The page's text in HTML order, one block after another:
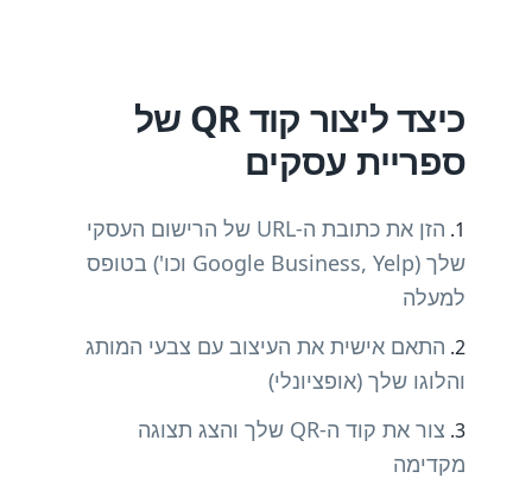
כיצד ליצור קוד QR של
ספריית עסקים
הזן את כתובת ה-URL של הרישום העסקי
שלך (Google Business, Yelp וכו') בטופס
למעלה
התאם אישית את העיצוב עם צבעי המותג
והלוגו שלך (אופציונלי)
צור את קוד ה-QR שלך והצג תצוגה
מקדימה